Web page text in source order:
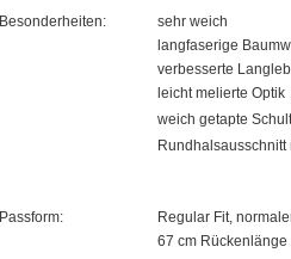
Besonderheiten:
sehr weich
langfaserige
verbesserte
leicht melierte Optik
weich getapte
Passform:
Regular Fit,
67 cm Rückenlänge